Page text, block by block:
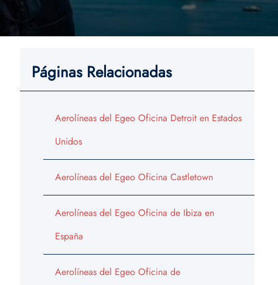
Páginas Relacionadas
Aerolíneas del Egeo Oficina Detroit en Estados
Unidos
Aerolíneas del Egeo Oficina Castletown
Aerolíneas del Egeo Oficina de Ibiza en
España
Aerolíneas del Egeo Oficina de